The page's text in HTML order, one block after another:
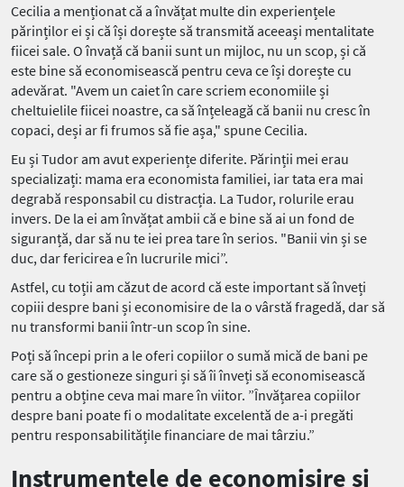
Cecilia a menționat că a învățat multe din experiențele
părinților ei și că își dorește să transmită aceeași mentalitate
fiicei sale. O învață că banii sunt un mijloc, nu un scop, și că
este bine să economisească pentru ceva ce își dorește cu
adevărat. "Avem un caiet în care scriem economiile și
cheltuielile fiicei noastre, ca să înțeleagă că banii nu cresc în
copaci, deși ar fi frumos să fie așa," spune Cecilia.
Eu și Tudor am avut experiențe diferite. Părinții mei erau
specializați: mama era economista familiei, iar tata era mai
degrabă responsabil cu distracția. La Tudor, rolurile erau
invers. De la ei am învățat ambii că e bine să ai un fond de
siguranță, dar să nu te iei prea tare în serios. "Banii vin și se
duc, dar fericirea e în lucrurile mici”.
Astfel, cu toții am căzut de acord că este important să înveți
copiii despre bani și economisire de la o vârstă fragedă, dar să
nu transformi banii într-un scop în sine.
Poți să începi prin a le oferi copiilor o sumă mică de bani pe
care să o gestioneze singuri și să îi înveți să economisească
pentru a obține ceva mai mare în viitor. ”Învățarea copiilor
despre bani poate fi o modalitate excelentă de a-i pregăti
pentru responsabilitățile financiare de mai târziu.”
Instrumentele de economisire și